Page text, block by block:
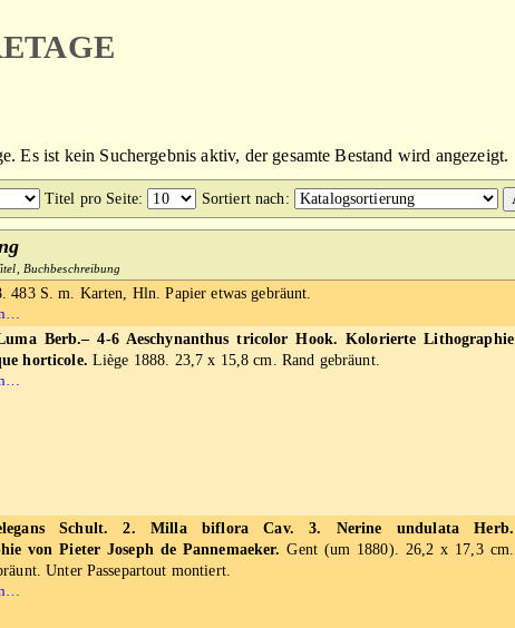
Es ist kein Suchergebnis aktiv, der gesamte Bestand wird angezeigt.
Titel pro Seite: Sortiert nach:
Buchbeschreibung
483 S. m. Karten, Hln. Papier etwas gebräunt.
Berb.– 4-6 Aeschynanthus tricolor Hook. Kolorierte Lithographie
horticole. Liège 1888. 23,7 x 15,8 cm. Rand gebräunt.
Schult. 2. Milla biflora Cav. 3. Nerine undulata Herb.
von Pieter Joseph de Pannemaeker. Gent (um 1880). 26,2 x 17,3 cm.
Unter Passepartout montiert.